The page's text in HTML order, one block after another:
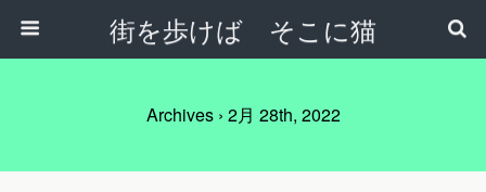
街を歩けば そこに猫
Archives › 2月 28th, 2022